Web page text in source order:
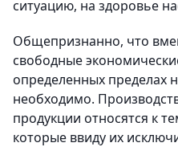
ситуацию, на здоровье
Общепризнанно, что
свободные
определенных пределах
необходимо.
продукции относятся к
которые ввиду их